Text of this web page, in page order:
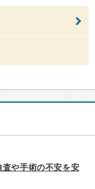
や手術の不安を安